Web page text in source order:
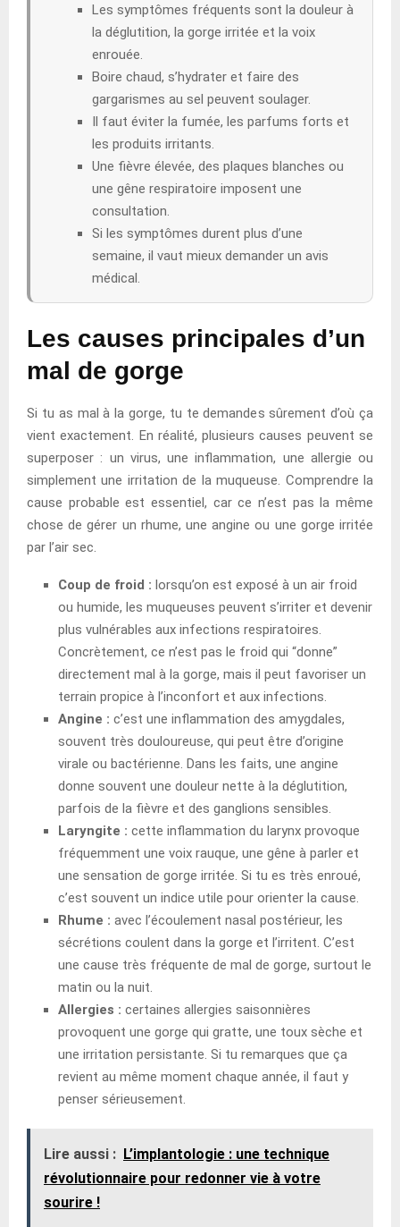
Les symptômes fréquents sont la douleur à
la déglutition, la gorge irritée et la voix
enrouée.
Boire chaud, s’hydrater et faire des
gargarismes au sel peuvent soulager.
Il faut éviter la fumée, les parfums forts et
les produits irritants.
Une fièvre élevée, des plaques blanches ou
une gêne respiratoire imposent une
consultation.
Si les symptômes durent plus d’une
semaine, il vaut mieux demander un avis
médical.
Les causes principales d’un
mal de gorge
Si tu as mal à la gorge, tu te demandes sûrement d’où ça
vient exactement. En réalité, plusieurs causes peuvent se
superposer : un virus, une inflammation, une allergie ou
simplement une irritation de la muqueuse. Comprendre la
cause probable est essentiel, car ce n’est pas la même
chose de gérer un rhume, une angine ou une gorge irritée
par l’air sec.
Coup de froid : lorsqu’on est exposé à un air froid
ou humide, les muqueuses peuvent s’irriter et devenir
plus vulnérables aux infections respiratoires.
Concrètement, ce n’est pas le froid qui “donne”
directement mal à la gorge, mais il peut favoriser un
terrain propice à l’inconfort et aux infections.
Angine : c’est une inflammation des amygdales,
souvent très douloureuse, qui peut être d’origine
virale ou bactérienne. Dans les faits, une angine
donne souvent une douleur nette à la déglutition,
parfois de la fièvre et des ganglions sensibles.
Laryngite : cette inflammation du larynx provoque
fréquemment une voix rauque, une gêne à parler et
une sensation de gorge irritée. Si tu es très enroué,
c’est souvent un indice utile pour orienter la cause.
Rhume : avec l’écoulement nasal postérieur, les
sécrétions coulent dans la gorge et l’irritent. C’est
une cause très fréquente de mal de gorge, surtout le
matin ou la nuit.
Allergies : certaines allergies saisonnières
provoquent une gorge qui gratte, une toux sèche et
une irritation persistante. Si tu remarques que ça
revient au même moment chaque année, il faut y
penser sérieusement.
Lire aussi : L’implantologie : une technique
révolutionnaire pour redonner vie à votre
sourire !